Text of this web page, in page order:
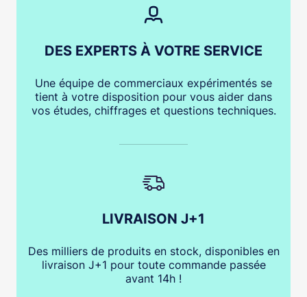
DES EXPERTS À VOTRE SERVICE
Une équipe de commerciaux expérimentés se
tient à votre disposition pour vous aider dans
vos études, chiffrages et questions techniques.
LIVRAISON J+1
Des milliers de produits en stock, disponibles en
livraison J+1 pour toute commande passée
avant 14h !